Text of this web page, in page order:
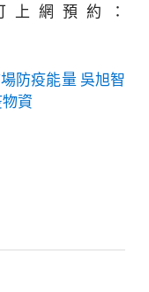
網預約：
防疫能量 吳旭智
資